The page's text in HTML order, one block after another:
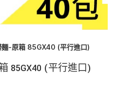
麵-原箱 85GX40 (平行進口)
85GX40 (平行進口)